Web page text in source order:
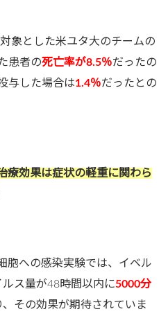
象とした米ユタ大のチームの
患者の死亡率が8.5％だったの
与した場合は1.4％だったとの
療効果は症状の軽重に関わら
胞への感染実験では、イベル
ス量が48時間以内に5000分
その効果が期待されていま